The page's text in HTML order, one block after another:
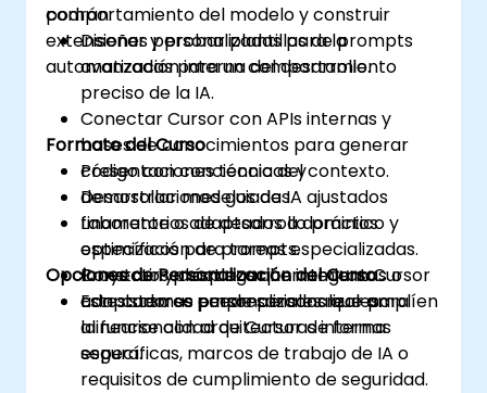
comportamiento del modelo y construir
extensiones personalizadas para la
automatización interna del desarrollo.
podrán:
Diseñar y probar plantillas de prompts
avanzadas para un comportamiento
preciso de la IA.
Conectar Cursor con APIs internas y
bases de conocimientos para generar
código con conciencia del contexto.
Desarrollar modelos de IA ajustados
finamente o adaptados a dominios
específicos para tareas especializadas.
Construir y desplegar herramientas o
adaptadores personalizados que amplíen
la funcionalidad de Cursor de forma
segura.
Formato del Curso
Presentaciones técnicas y
demostraciones guiadas.
Laboratorios de desarrollo práctico y
optimización de prompts.
Proyectos prácticos que integran Cursor
con sistemas empresariales reales.
Opciones de Personalización del Curso
Este curso se puede personalizar para
alinearse con arquitecturas internas
específicas, marcos de trabajo de IA o
requisitos de cumplimiento de seguridad.